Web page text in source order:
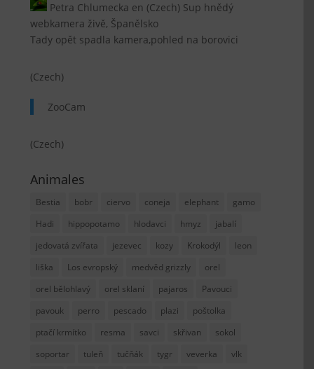
Petra Chlumecka en (Czech) Sup hnědý
webkamera živě, Španělsko
Tady opět spadla kamera,pohled na borovici
(Czech)
ZooCam
(Czech)
Animales
Bestia bobr ciervo coneja elephant
gamo
Hadi
hippopotamo hlodavci hmyz
jabalí
jedovatá zvířata
jezevec kozy Krokodýl
leon
liška
Los evropský medvěd grizzly
orel
orel bělohlavý
orel sklaní pajaros
Pavouci
pavouk
perro pescado plazi
poštolka
ptačí krmítko
resma savci skřivan
sokol
soportar
tuleň tučňák tygr veverka
vlk